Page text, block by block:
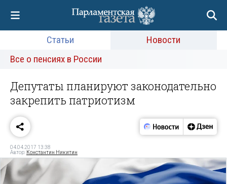
Статьи
Новости
Все о пенсиях в России
Депутаты планируют законодательно
закрепить патриотизм
04.04.2017 13:38
Автор: Константин Никитин